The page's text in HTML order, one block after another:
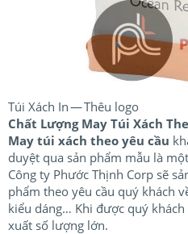
Túi Xách In — Thêu logo
Chất Lượng May Túi Xách
May túi xách theo yêu cầu
duyệt qua sản phẩm mẫu là
Công ty Phước Thịnh Corp sẽ
phẩm theo yêu cầu quý khách
kiểu dáng… Khi được quý
xuất số lượng lớn.